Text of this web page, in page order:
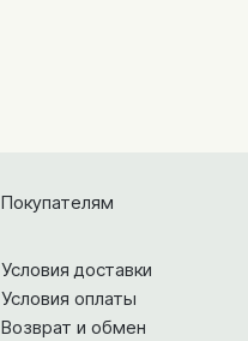
Условия доставки
Условия оплаты
Возврат и обмен
Покупателям